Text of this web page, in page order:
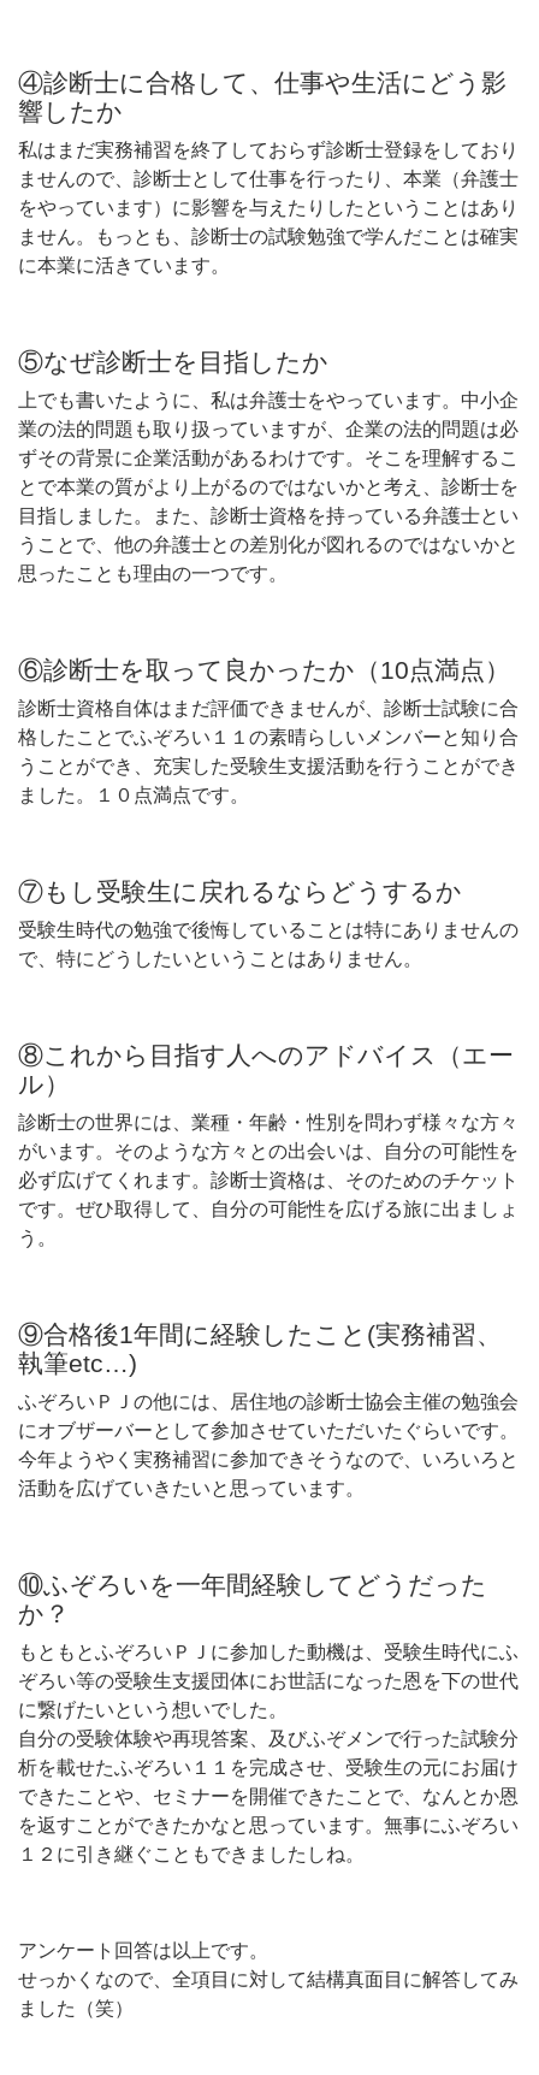
④診断士に合格して、仕事や生活にどう影
響したか
私はまだ実務補習を終了しておらず診断士登録をしており
ませんので、診断士として仕事を行ったり、本業（弁護士
をやっています）に影響を与えたりしたということはあり
ません。もっとも、診断士の試験勉強で学んだことは確実
に本業に活きています。
⑤なぜ診断士を目指したか
上でも書いたように、私は弁護士をやっています。中小企
業の法的問題も取り扱っていますが、企業の法的問題は必
ずその背景に企業活動があるわけです。そこを理解するこ
とで本業の質がより上がるのではないかと考え、診断士を
目指しました。また、診断士資格を持っている弁護士とい
うことで、他の弁護士との差別化が図れるのではないかと
思ったことも理由の一つです。
⑥診断士を取って良かったか（10点満点）
診断士資格自体はまだ評価できませんが、診断士試験に合
格したことでふぞろい１１の素晴らしいメンバーと知り合
うことができ、充実した受験生支援活動を行うことができ
ました。１０点満点です。
⑦もし受験生に戻れるならどうするか
受験生時代の勉強で後悔していることは特にありませんの
で、特にどうしたいということはありません。
⑧これから目指す人へのアドバイス（エー
ル）
診断士の世界には、業種・年齢・性別を問わず様々な方々
がいます。そのような方々との出会いは、自分の可能性を
必ず広げてくれます。診断士資格は、そのためのチケット
です。ぜひ取得して、自分の可能性を広げる旅に出ましょ
う。
⑨合格後1年間に経験したこと(実務補習、
執筆etc…)
ふぞろいＰＪの他には、居住地の診断士協会主催の勉強会
にオブザーバーとして参加させていただいたぐらいです。
今年ようやく実務補習に参加できそうなので、いろいろと
活動を広げていきたいと思っています。
⑩ふぞろいを一年間経験してどうだった
か？
もともとふぞろいＰＪに参加した動機は、受験生時代にふ
ぞろい等の受験生支援団体にお世話になった恩を下の世代
に繋げたいという想いでした。
自分の受験体験や再現答案、及びふぞメンで行った試験分
析を載せたふぞろい１１を完成させ、受験生の元にお届け
できたことや、セミナーを開催できたことで、なんとか恩
を返すことができたかなと思っています。無事にふぞろい
１２に引き継ぐこともできましたしね。
アンケート回答は以上です。
せっかくなので、全項目に対して結構真面目に解答してみ
ました（笑）